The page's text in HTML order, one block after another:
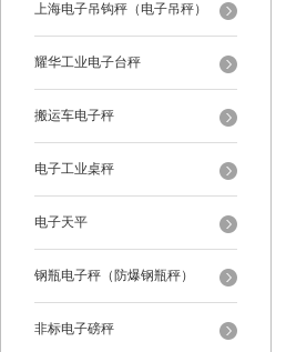
上海电子吊钩秤（电子吊秤）
耀华工业电子台秤
搬运车电子秤
电子工业桌秤
电子天平
钢瓶电子秤（防爆钢瓶秤）
非标电子磅秤